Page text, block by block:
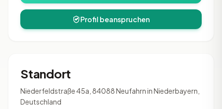
Profil beanspruchen
Standort
Niederfeldstraße 45a, 84088 Neufahrn in Niederbayern,
Deutschland